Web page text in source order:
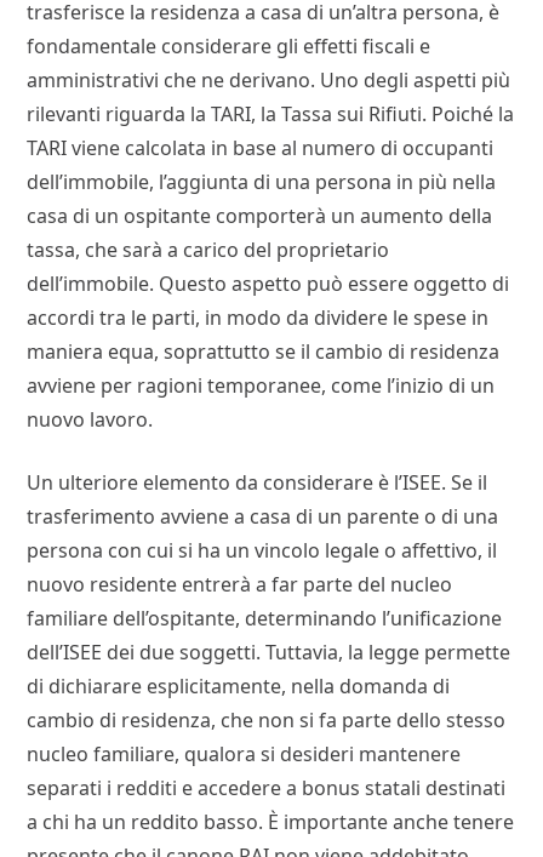
trasferisce la residenza a casa di un’altra persona, è
fondamentale considerare gli effetti fiscali e
amministrativi che ne derivano. Uno degli aspetti più
rilevanti riguarda la TARI, la Tassa sui Rifiuti. Poiché la
TARI viene calcolata in base al numero di occupanti
dell’immobile, l’aggiunta di una persona in più nella
casa di un ospitante comporterà un aumento della
tassa, che sarà a carico del proprietario
dell’immobile. Questo aspetto può essere oggetto di
accordi tra le parti, in modo da dividere le spese in
maniera equa, soprattutto se il cambio di residenza
avviene per ragioni temporanee, come l’inizio di un
nuovo lavoro.
Un ulteriore elemento da considerare è l’ISEE. Se il
trasferimento avviene a casa di un parente o di una
persona con cui si ha un vincolo legale o affettivo, il
nuovo residente entrerà a far parte del nucleo
familiare dell’ospitante, determinando l’unificazione
dell’ISEE dei due soggetti. Tuttavia, la legge permette
di dichiarare esplicitamente, nella domanda di
cambio di residenza, che non si fa parte dello stesso
nucleo familiare, qualora si desideri mantenere
separati i redditi e accedere a bonus statali destinati
a chi ha un reddito basso. È importante anche tenere